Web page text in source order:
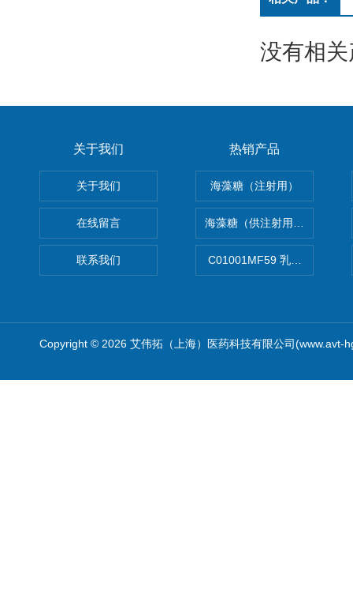
没有相
关于我们
关于我们
在线留言
联系我们
热销产品
海藻糖（注射用）
海藻糖（供注射用）（无菌）
C01001MF59 乳佐剂
Copyright © 2026 艾伟拓（上海）医药科技有限公司(www.avt-